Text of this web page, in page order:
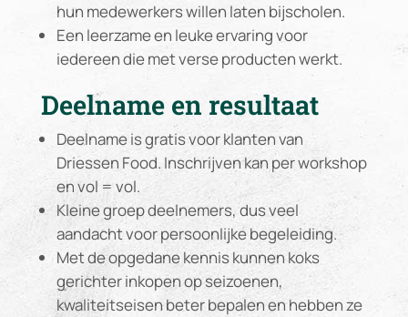
hun medewerkers willen laten bijscholen.
Een leerzame en leuke ervaring voor
iedereen die met verse producten werkt.
Deelname en resultaat
Deelname is gratis voor klanten van
Driessen Food. Inschrijven kan per workshop
en vol = vol.
Kleine groep deelnemers, dus veel
aandacht voor persoonlijke begeleiding.
Met de opgedane kennis kunnen koks
gerichter inkopen op seizoenen,
kwaliteitseisen beter bepalen en hebben ze